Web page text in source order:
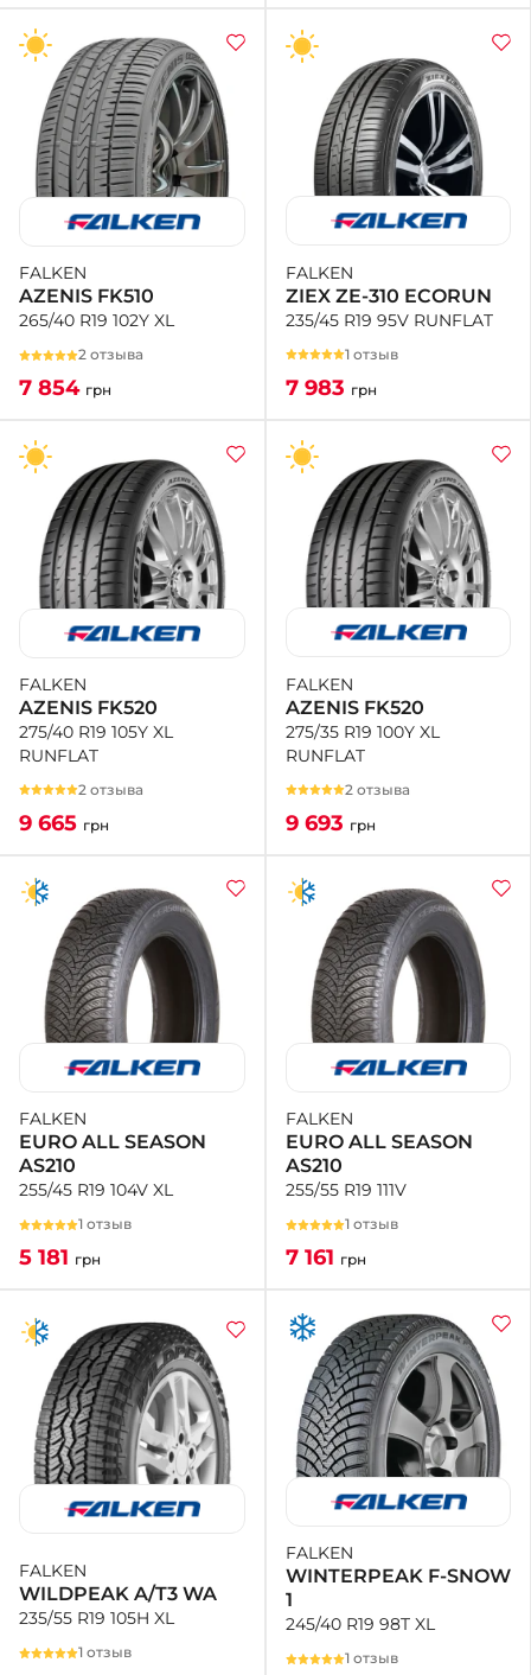
FALKEN
AZENIS FK510
265/40 R19 102Y XL
2 отзыва
7 854 грн
FALKEN
ZIEX ZE-310 ECORUN
235/45 R19 95V RUNFLAT
1 отзыв
7 983 грн
FALKEN
AZENIS FK520
275/40 R19 105Y XL
RUNFLAT
2 отзыва
9 665 грн
FALKEN
AZENIS FK520
275/35 R19 100Y XL
RUNFLAT
2 отзыва
9 693 грн
FALKEN
EURO ALL SEASON
AS210
255/45 R19 104V XL
1 отзыв
5 181 грн
FALKEN
EURO ALL SEASON
AS210
255/55 R19 111V
1 отзыв
7 161 грн
FALKEN
WILDPEAK A/T3 WA
235/55 R19 105H XL
1 отзыв
FALKEN
WINTERPEAK F-SNOW
1
245/40 R19 98T XL
1 отзыв